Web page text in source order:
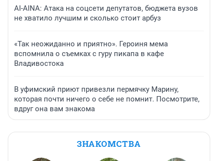
AI-AINA: Атака на соцсети депутатов, бюджета вузов
не хватило лучшим и сколько стоит арбуз
«Так неожиданно и приятно». Героиня мема
вспомнила о съемках с гуру пикапа в кафе
Владивостока
В уфимский приют привезли пермячку Марину,
которая почти ничего о себе не помнит. Посмотрите,
вдруг она вам знакома
ЗНАКОМСТВА